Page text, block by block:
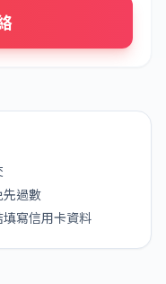
過數
寫信用卡資料